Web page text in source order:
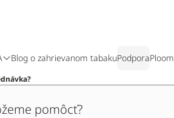
Blog o zahrievanom tabakuPodpora
pomôcť?